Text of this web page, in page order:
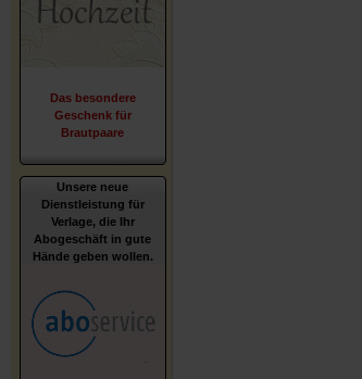
Das besondere
Geschenk für
Brautpaare
Unsere neue
Dienstleistung für
Verlage, die Ihr
Abogeschäft in gute
Hände geben wollen.